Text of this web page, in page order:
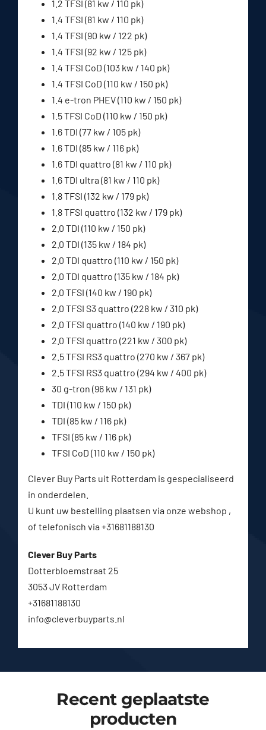
1.2 TFSI (81 kw / 110 pk)
1.4 TFSI (81 kw / 110 pk)
1.4 TFSI (90 kw / 122 pk)
1.4 TFSI (92 kw / 125 pk)
1.4 TFSI CoD (103 kw / 140 pk)
1.4 TFSI CoD (110 kw / 150 pk)
1.4 e-tron PHEV (110 kw / 150 pk)
1.5 TFSI CoD (110 kw / 150 pk)
1.6 TDI (77 kw / 105 pk)
1.6 TDI (85 kw / 116 pk)
1.6 TDI quattro (81 kw / 110 pk)
1.6 TDI ultra (81 kw / 110 pk)
1.8 TFSI (132 kw / 179 pk)
1.8 TFSI quattro (132 kw / 179 pk)
2.0 TDI (110 kw / 150 pk)
2.0 TDI (135 kw / 184 pk)
2.0 TDI quattro (110 kw / 150 pk)
2.0 TDI quattro (135 kw / 184 pk)
2.0 TFSI (140 kw / 190 pk)
2.0 TFSI S3 quattro (228 kw / 310 pk)
2.0 TFSI quattro (140 kw / 190 pk)
2.0 TFSI quattro (221 kw / 300 pk)
2.5 TFSI RS3 quattro (270 kw / 367 pk)
2.5 TFSI RS3 quattro (294 kw / 400 pk)
30 g-tron (96 kw / 131 pk)
TDI (110 kw / 150 pk)
TDI (85 kw / 116 pk)
TFSI (85 kw / 116 pk)
TFSI CoD (110 kw / 150 pk)
Clever Buy Parts uit Rotterdam is gespecialiseerd
in onderdelen.
U kunt uw bestelling plaatsen via onze webshop ,
of telefonisch via +31681188130
Clever Buy Parts
Dotterbloemstraat 25
3053 JV Rotterdam
+31681188130
info@cleverbuyparts.nl
Recent geplaatste
producten